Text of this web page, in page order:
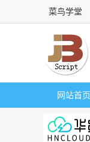
菜鸟学堂
网站首页